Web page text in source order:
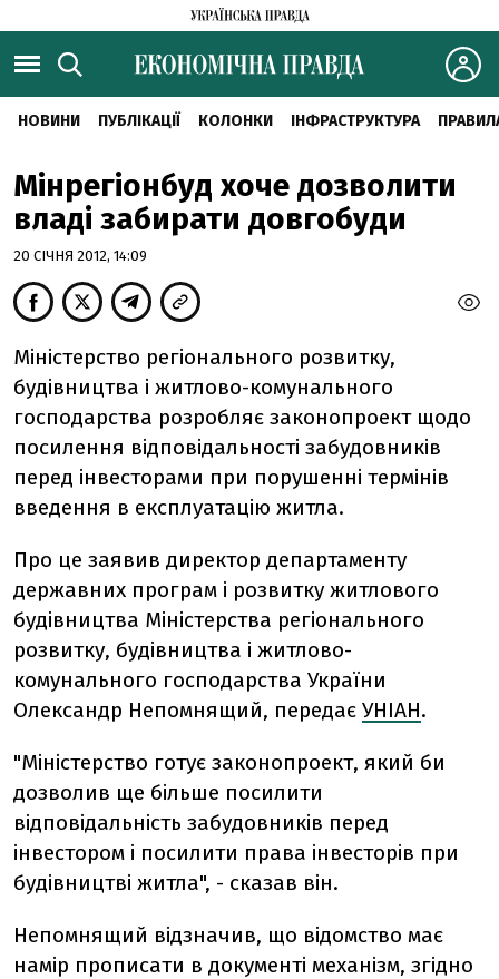
НОВИНИ ПУБЛІКАЦІЇ КОЛОНКИ ІНФРАСТРУКТУРА
Мінрегіонбуд хоче дозволити
владі забирати довгобуди
20 СІЧНЯ 2012, 14:09
Міністерство регіонального розвитку,
будівництва і житлово-комунального
господарства розробляє законопроект щодо
посилення відповідальності забудовників
перед інвесторами при порушенні термінів
введення в експлуатацію житла.
Про це заявив директор департаменту
державних програм і розвитку житлового
будівництва Міністерства регіонального
розвитку, будівництва і житлово-
комунального господарства України
Олександр Непомнящий, передає УНІАН.
"Міністерство готує законопроект, який би
дозволив ще більше посилити
відповідальність забудовників перед
інвестором і посилити права інвесторів при
будівництві житла", - сказав він.
Непомнящий відзначив, що відомство має
намір прописати в документі механізм, згідно